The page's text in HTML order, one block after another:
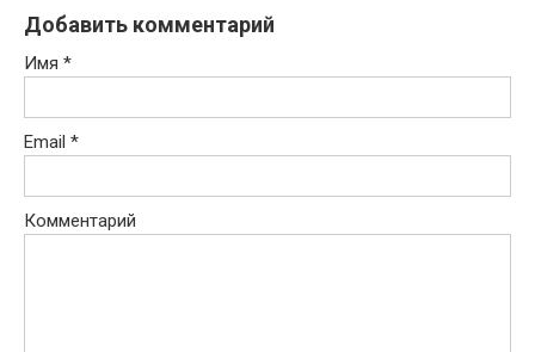
Добавить комментарий
Имя *
Email *
Комментарий